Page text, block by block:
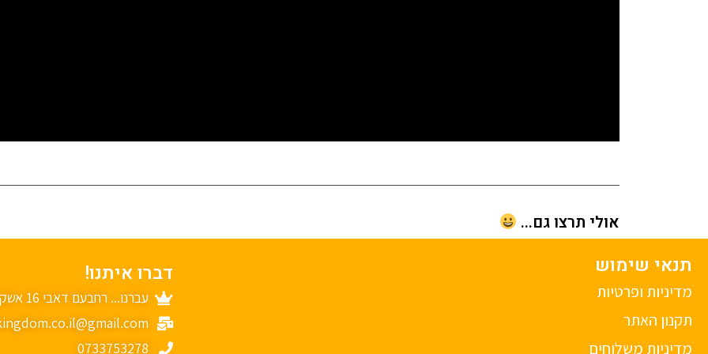
אולי תרצו גם...
תנאי שימוש
מדיניות ופרטיות
תקנון האתר
מדיניות משלוחים
דברו איתנו!
עברנו... רחבעם דאבי 16 אשקלון
0733753278